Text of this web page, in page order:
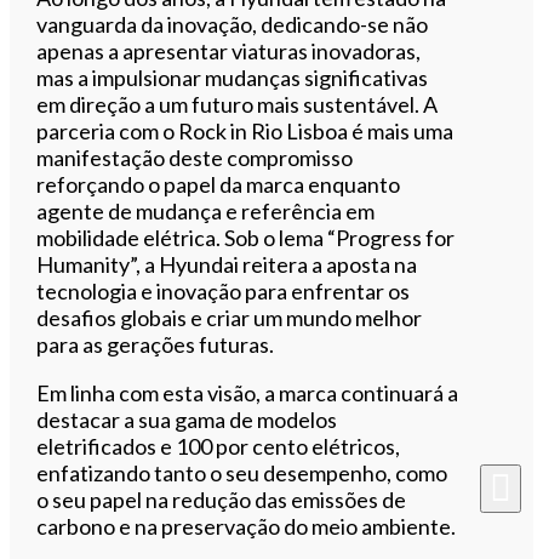
vanguarda da inovação, dedicando-se não
apenas a apresentar viaturas inovadoras,
mas a impulsionar mudanças significativas
em direção a um futuro mais sustentável. A
parceria com o Rock in Rio Lisboa é mais uma
manifestação deste compromisso
reforçando o papel da marca enquanto
agente de mudança e referência em
mobilidade elétrica. Sob o lema “Progress for
Humanity”, a Hyundai reitera a aposta na
tecnologia e inovação para enfrentar os
desafios globais e criar um mundo melhor
para as gerações futuras.
Em linha com esta visão, a marca continuará a
destacar a sua gama de modelos
eletrificados e 100 por cento elétricos,
enfatizando tanto o seu desempenho, como
o seu papel na redução das emissões de
carbono e na preservação do meio ambiente.